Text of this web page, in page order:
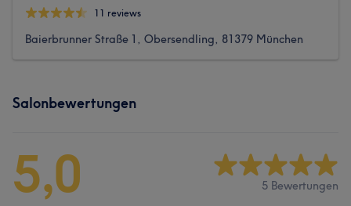
11 reviews
Baierbrunner Straße 1, Obersendling, 81379 München
Salonbewertungen
5,0 5 Bewertungen